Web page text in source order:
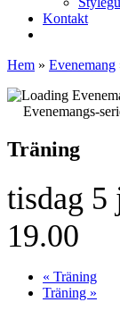
Kontakt
Hem » Evenemang
Evenemangs-
Träning
tisdag 5
19.00
« Träning
Träning »